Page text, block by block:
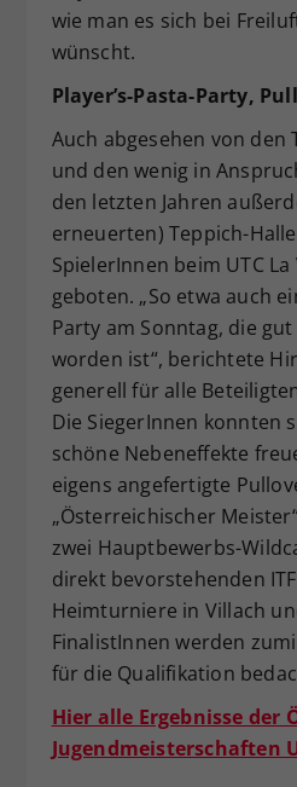
wie man es sich bei
wünscht.
Player’s-Pasta-Party,
Auch abgesehen von den
und den wenig in
den letzten Jahren
erneuerten) Teppich-
SpielerInnen beim UTC
geboten. „So etwa auch
Party am Sonntag, die
worden ist“, berichtete
generell für alle
Die SiegerInnen konnten
schöne Nebeneffekte
eigens angefertigte
„Österreichischer
zwei Hauptbewerbs-
direkt bevorstehenden
Heimturniere in Villach
FinalistInnen werden
für die Qualifikation
Hier alle Ergebnisse der
Jugendmeisterschaften